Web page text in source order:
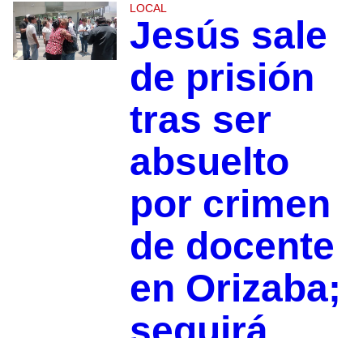
LOCAL
Jesús sale
de prisión
tras ser
absuelto
por crimen
de docente
en Orizaba;